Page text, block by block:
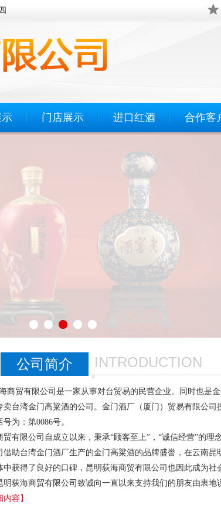
门店展示 进口红酒 合作客
公司简介 INTRODUCTION
贸有限公司是一家从事对台贸易的民营企业。同时也是
卖台湾金门高粱酒的公司。金门酒厂（厦门）贸易有限公
为：第0086号。
贸有限公司自成立以来，秉承“顾客至上”，“诚信经营”的
借助台湾金门酒厂生产的金门高粱酒的品牌盛誉，在云南
中获得了良好的口碑，昆明荻海商贸有限公司也因此成为
明荻海商贸有限公司致诚向一直以来支持我们的朋友由衷地
内容】